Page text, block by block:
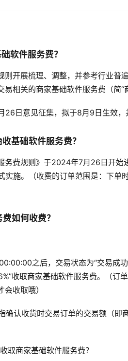
软件服务费？
则开展梳理、调整，并参考行业普
相关的商家基础软件服务费（简“
日意见征集，拟于8月9日生效，
基础软件服务费？
务费规则》于2024年7月26日开始
实施。（收费的订单范围是：下
如何收费？
之后，交易状态为“交易成
收取商家基础软件服务费。（订
收取哦）
认收货时交易订单的交易额（即
商家基础软件服务费？